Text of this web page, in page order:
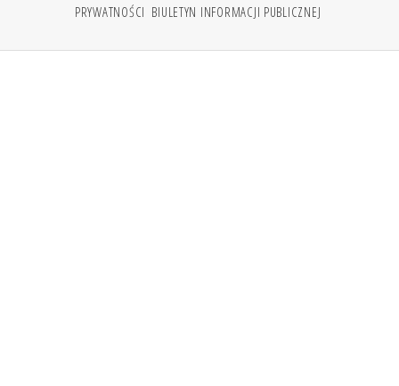
PRYWATNOŚCI BIULETYN INFORMACJI PUBLICZNEJ